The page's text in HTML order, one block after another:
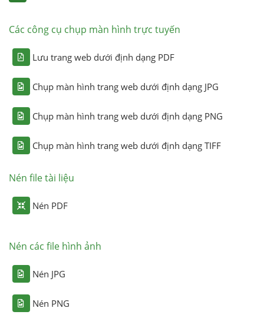
Các công cụ chụp màn hình trực tuyến
Lưu trang web dưới định dạng PDF
Chụp màn hình trang web dưới định dạng JPG
Chụp màn hình trang web dưới định dạng PNG
Chụp màn hình trang web dưới định dạng TIFF
Nén file tài liệu
Nén PDF
Nén các file hình ảnh
Nén JPG
Nén PNG